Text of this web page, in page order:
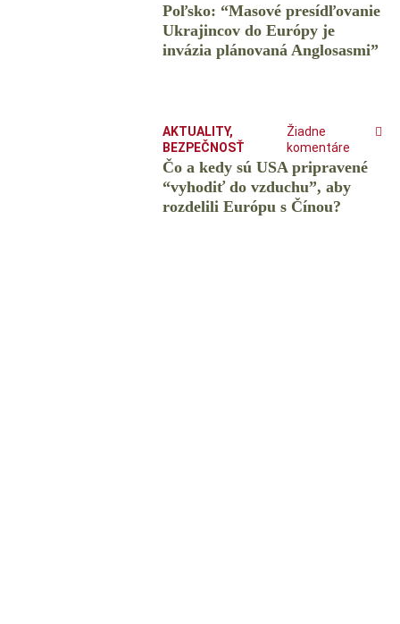
Poľsko: “Masové presídľovanie
Ukrajincov do Európy je
invázia plánovaná Anglosasmi”
AKTUALITY,
BEZPEČNOSŤ
Žiadne
komentáre
Čo a kedy sú USA pripravené
“vyhodiť do vzduchu”, aby
rozdelili Európu s Čínou?